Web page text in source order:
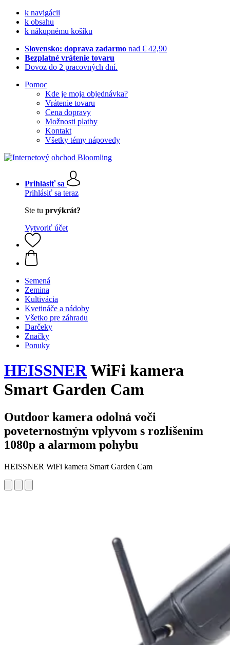
k navigácii
k obsahu
k nákupnému košíku
Slovensko: doprava zadarmo nad € 42,90
Bezplatné vrátenie tovaru
Dovoz do 2 pracovných dní.
Pomoc
Kde je moja objednávka?
Vrátenie tovaru
Cena dopravy
Možnosti platby
Kontakt
Všetky témy nápovedy
Prihlásiť sa
Prihlásiť sa teraz
Ste tu prvýkrát?
Vytvoriť účet
Semená
Zemina
Kultivácia
Kvetináče a nádoby
Všetko pre záhradu
Darčeky
Značky
Ponuky
HEISSNERWiFi kamera
Smart Garden Cam
Outdoor kamera odolná voči
poveternostným vplyvom s rozlíšením
1080p a alarmom pohybu
HEISSNER WiFi kamera Smart Garden Cam